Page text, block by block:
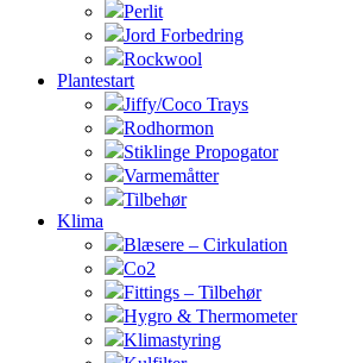
Perlit
Jord Forbedring
Rockwool
Plantestart
Jiffy/Coco Trays
Rodhormon
Stiklinge Propogator
Varmemåtter
Tilbehør
Klima
Blæsere – Cirkulation
Co2
Fittings – Tilbehør
Hygro & Thermometer
Klimastyring